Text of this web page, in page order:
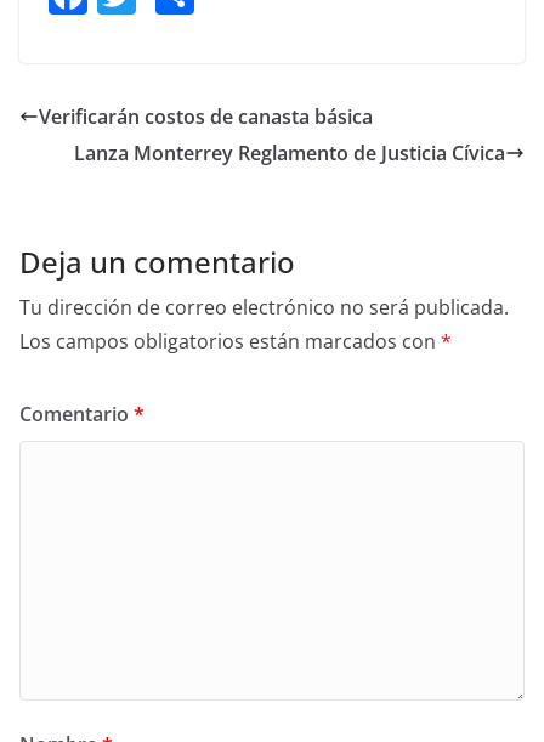
e
b
k
er e
Verificarán costos de canasta básica
Lanza Monterrey Reglamento de Justicia Cívica
Deja un comentario
Tu dirección de correo electrónico no será publicada.
Los campos obligatorios están marcados con *
Comentario *